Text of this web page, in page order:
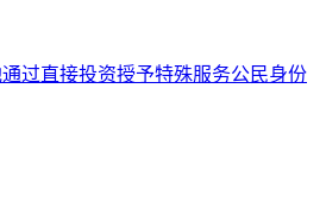
过直接投资授予特殊服务公民身份